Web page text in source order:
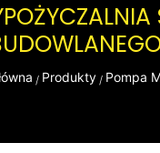
Produkty Pompa